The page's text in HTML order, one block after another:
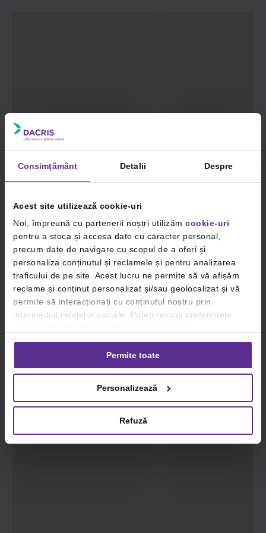
Consimțământ Detalii Despre
Acest site utilizează cookie-uri
Noi, împreună cu partenerii noștri utilizăm cookie-uri
pentru a stoca și accesa date cu caracter personal,
precum date de navigare cu scopul de a oferi și
personaliza conținutul și reclamele și pentru analizarea
traficului de pe site. Acest lucru ne permite să vă afișăm
reclame și conținut personalizat și/sau geolocalizat și vă
permite să interacționați cu conținutul nostru prin
intermediul rețelelor sociale. Puteți revizui preferințele
consimțământul oricând, făcând click pe linkul către
setările dvs. de cookie-uri.
privind utilizarea modulelor cookie.Detalii
Permite toate
Personalizează
Refuză